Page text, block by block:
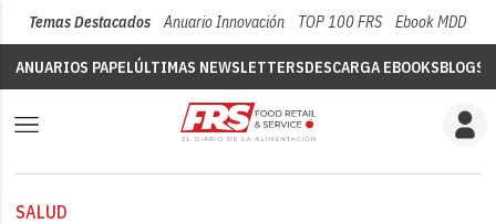
Temas Destacados Anuario Innovación TOP 100 FRS Ebook MDD
ANUARIOS PAPELÚLTIMAS NEWSLETTERSDESCARGA EBOOKSBLOGS
SALUD